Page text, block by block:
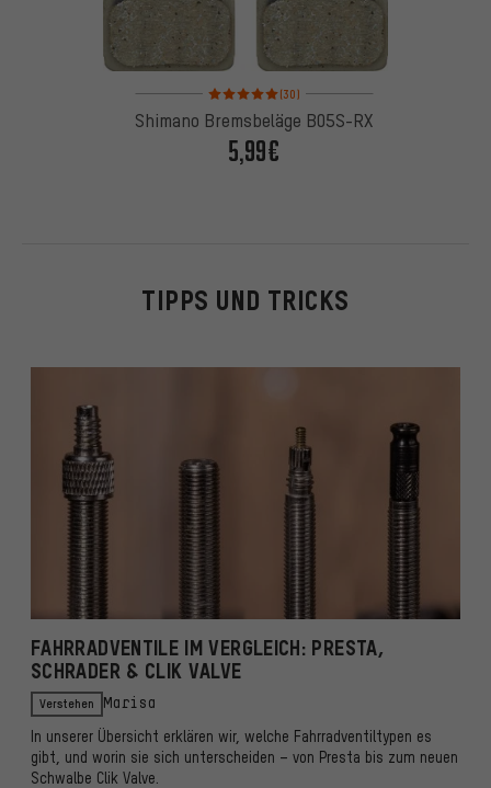
Bewertungen: 5 von 5 basierend auf 30
(30)
Shimano Bremsbeläge B05S-RX
5,99€
TIPPS UND TRICKS
FAHRRADVENTILE IM VERGLEICH: PRESTA,
SCHRADER & CLIK VALVE
Verstehen Marisa
In unserer Übersicht erklären wir, welche Fahrradventiltypen es
gibt, und worin sie sich unterscheiden – von Presta bis zum neuen
Schwalbe Clik Valve.